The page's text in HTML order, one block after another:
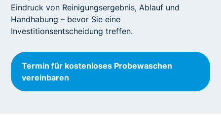
Eindruck von Reinigungsergebnis, Ablauf und
Handhabung – bevor Sie eine
Investitionsentscheidung treffen.
Termin für kostenloses Probewaschen
vereinbaren